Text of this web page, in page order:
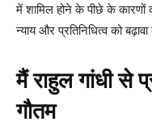
में शामिल होने के पीछे के
न्याय और प्रतिनिधित्व को
मैं राहुल गांधी से
गौतम